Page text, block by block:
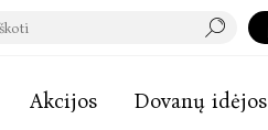
Akcijos Dovanų idėjos